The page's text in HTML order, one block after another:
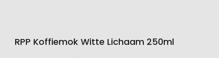
RPP Koffiemok Witte Lichaam 250ml